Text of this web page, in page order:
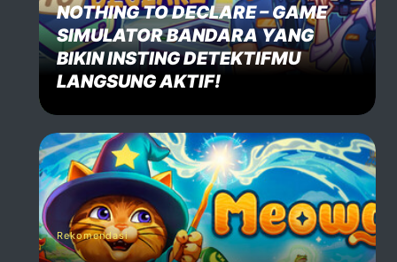
NOTHING TO DECLARE – GAME
SIMULATOR BANDARA YANG
BIKIN INSTING DETEKTIFMU
LANGSUNG AKTIF!
Rekomendasi